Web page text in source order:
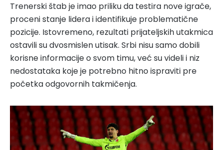
Trenerski štab je imao priliku da testira nove igrače,
proceni stanje lidera i identifikuje problematične
pozicije. Istovremeno, rezultati prijateljskih utakmica
ostavili su dvosmislen utisak. Srbi nisu samo dobili
korisne informacije o svom timu, već su videli i niz
nedostataka koje je potrebno hitno ispraviti pre
početka odgovornih takmičenja.